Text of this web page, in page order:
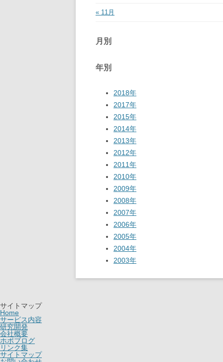
« 11月
月別
年別
2018年
2017年
2015年
2014年
2013年
2012年
2011年
2010年
2009年
2008年
2007年
2006年
2005年
2004年
2003年
サイトマップ
Home
サービス内容
研究開発
会社概要
ホポブログ
リンク集
サイトマップ